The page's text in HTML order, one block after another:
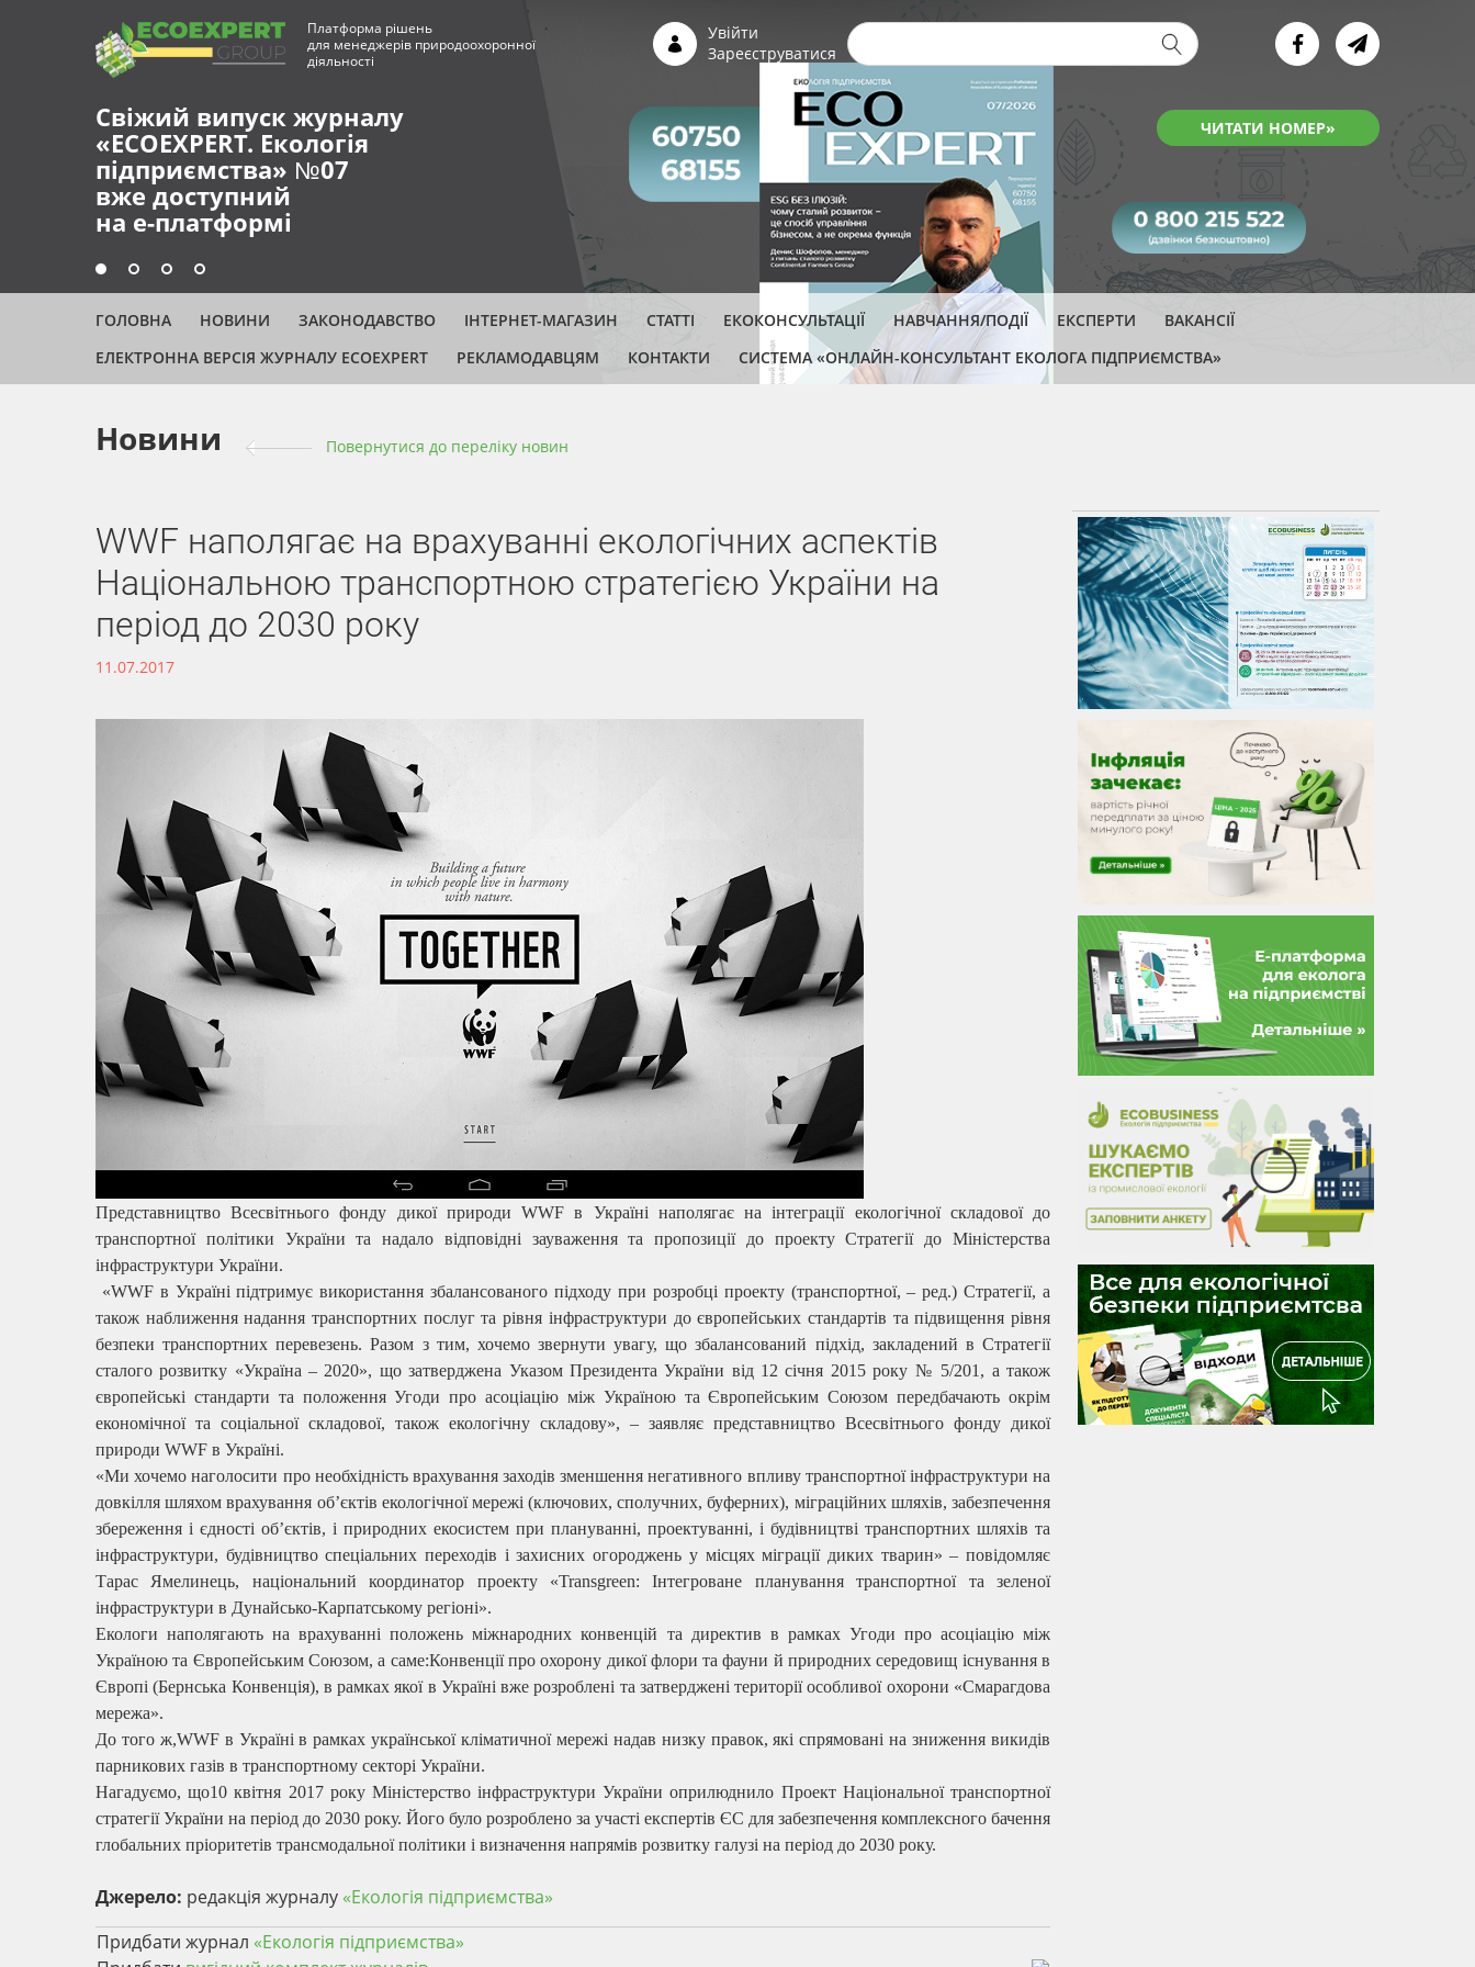
Свіжий випуск журналу
«ECOEXPERT. Екологія
підприємства» №07
вже доступний
на е-платформі
ЧИТАТИ НОМЕР»
Платформа рішень
для менеджерів природоохоронної
діяльності
Увійти
Зареєструватися Пошукова форма
ГОЛОВНА НОВИНИ ЗАКОНОДАВСТВО ІНТЕРНЕТ-МАГАЗИН СТАТТІ ЕКОКОНСУЛЬТАЦІЇ НАВЧАННЯ/ПОДІЇ ЕКСПЕРТИ
ВАКАНСІЇ
ЕЛЕКТРОННА ВЕРСІЯ ЖУРНАЛУ ECOEXPERT
РЕКЛАМОДАВЦЯМ КОНТАКТИ СИСТЕМА «ОНЛАЙН-КОНСУЛЬТАНТ ЕКОЛОГА ПІДПРИЄМСТВА»
Новини Повернутися до переліку новин
WWF наполягає на врахуванні екологічних аспектів
Національною транспортною стратегією України на
період до 2030 року
11.07.2017
Представництво Всесвітнього фонду дикої природи WWF в Україні наполягає на інтеграції екологічної складової до
транспортної політики України та надало відповідні зауваження та пропозиції до проекту Стратегії до Міністерства
інфраструктури України.
«WWF в Україні підтримує використання збалансованого підходу при розробці проекту (транспортної, – ред.) Стратегії, а
також наближення надання транспортних послуг та рівня інфраструктури до європейських стандартів та підвищення рівня
безпеки транспортних перевезень. Разом з тим, хочемо звернути увагу, що збалансований підхід, закладений в Стратегії
сталого розвитку «Україна – 2020», що затверджена Указом Президента України від 12 січня 2015 року № 5/201, а також
європейські стандарти та положення Угоди про асоціацію між Україною та Європейським Союзом передбачають окрім
економічної та соціальної складової, також екологічну складову», – заявляє представництво Всесвітнього фонду дикої
природи WWF в Україні.
«Ми хочемо наголосити про необхідність врахування заходів зменшення негативного впливу транспортної інфраструктури на
довкілля шляхом врахування об’єктів екологічної мережі (ключових, сполучних, буферних), міграційних шляхів, забезпечення
збереження і єдності об’єктів, і природних екосистем при плануванні, проектуванні, і будівництві транспортних шляхів та
інфраструктури, будівництво спеціальних переходів і захисних огороджень у місцях міграції диких тварин» – повідомляє
Тарас Ямелинець, національний координатор проекту «Transgreen: Інтегроване планування транспортної та зеленої
інфраструктури в Дунайсько-Карпатському регіоні».
Екологи наполягають на врахуванні положень міжнародних конвенцій та директив в рамках Угоди про асоціацію між
Україною та Європейським Союзом, а саме:Конвенції про охорону дикої флори та фауни й природних середовищ існування в
Європі (Бернська Конвенція), в рамках якої в Україні вже розроблені та затверджені території особливої охорони «Смарагдова
мережа».
До того ж,WWF в Україні в рамках української кліматичної мережі надав низку правок, які спрямовані на зниження викидів
парникових газів в транспортному секторі України.
Нагадуємо, що10 квітня 2017 року Міністерство інфраструктури України оприлюднило Проект Національної транспортної
стратегії України на період до 2030 року. Його було розроблено за участі експертів ЄС для забезпечення комплексного бачення
глобальних пріоритетів трансмодальної політики і визначення напрямів розвитку галузі на період до 2030 року.
Джерело: редакція журналу «Екологія підприємства»
Придбати журнал «Екологія підприємства»